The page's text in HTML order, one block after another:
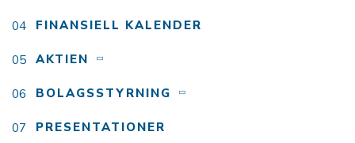
FINANSIELL KALENDER
AKTIEN
BOLAGSSTYRNING
PRESENTATIONER